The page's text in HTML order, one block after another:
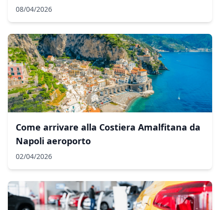
08/04/2026
Come arrivare alla Costiera Amalfitana da
Napoli aeroporto
02/04/2026